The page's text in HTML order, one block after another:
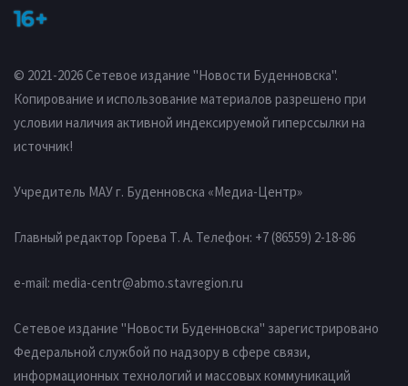
16+
© 2021-2026 Сетевое издание "Новости Буденновска".
Копирование и использование материалов разрешено при
условии наличия активной индексируемой гиперссылки на
источник!
Учредитель МАУ г. Буденновска «Медиа-Центр»
Главный редактор Горева Т. А. Телефон: +7 (86559) 2-18-86
e-mail: media-centr@abmo.stavregion.ru
Сетевое издание "Новости Буденновска" зарегистрировано
Федеральной службой по надзору в сфере связи,
информационных технологий и массовых коммуникаций